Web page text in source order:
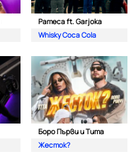
Pameca ft. Garjoka
Whisky Coca Cola
Боро Първи и Тита
Жесток?